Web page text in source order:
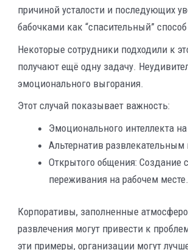
причиной усталости и последующих
бабочками как “спасительный”
Некоторые сотрудники подходили к
получают ещё одну задачу.
эмоционального выгорания.
Этот случай показывает важность:
Эмоционального интеллекта
Альтернатив
Открытого общения: Создание
переживания на рабочем месте.
Корпоративы, заполненные
развлечения могут привести к
эти примеры, организации могут